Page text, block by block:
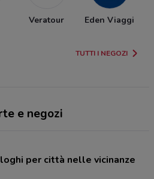
Veratour
Eden Viaggi
TUTTI I NEGOZI
e negozi
per città nelle vicinanze